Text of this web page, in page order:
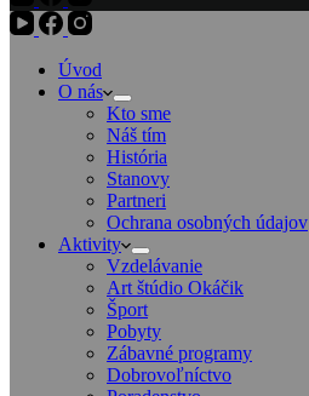
Úvod
O nás
Kto sme
Náš tím
História
Stanovy
Partneri
Ochrana osobných údajov
Aktivity
Vzdelávanie
Art štúdio Okáčik
Šport
Pobyty
Zábavné programy
Dobrovoľníctvo